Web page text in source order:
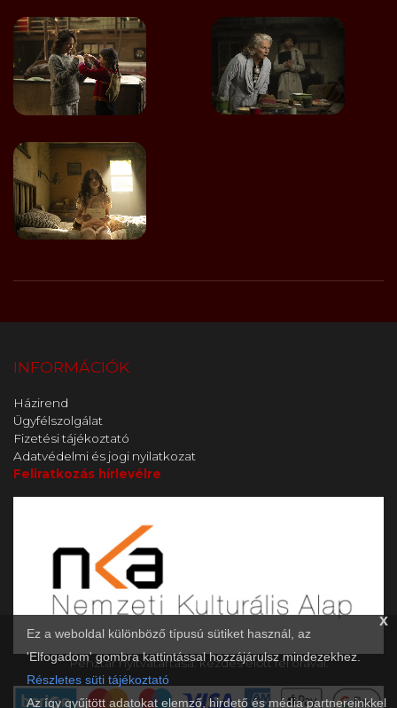
x
Ez a weboldal különböző típusú sütiket használ, az
'Elfogadom' gombra kattintással hozzájárulsz mindezekhez.
Részletes süti tájékoztató
Az így gyűjtött adatokat elemző, hirdető és média partnereinkkel
INFORMÁCIÓK
Házirend
Ügyfélszolgálat
Fizetési tájékoztató
Adatvédelmi és jogi nyilatkozat
Feliratkozás hírlevélre
Pénztár nyitvatartása: kezdés előtt fél órával.